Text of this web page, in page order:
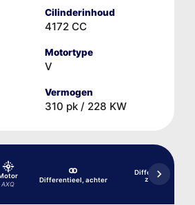
Cilinderinhoud
4172 CC
Motortype
V
Vermogen
310 pk / 228 KW
AXQ
Differentieel, achter
Differentieel,
zelfblokkerend